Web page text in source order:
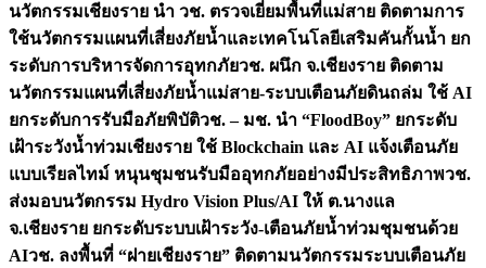
นวัตกรรมเชียงราย นำ วช. ตรวจเยี่ยมพื้นที่แม่สาย ติดตามการ
ใช้นวัตกรรมแผนที่เสี่ยงภัยน้ำและเทคโนโลยีเสริมคันกั้นน้ำ ยก
ระดับการบริหารจัดการอุทกภัยวช. ผนึก จ.เชียงราย ติดตาม
นวัตกรรมแผนที่เสี่ยงภัยน้ำแม่สาย-ระบบเตือนภัยดินถล่ม ใช้ AI
ยกระดับการรับมือภัยพิบัติวช. – มช. นำ “FloodBoy” ยกระดับ
เฝ้าระวังน้ำท่วมเชียงราย ใช้ Blockchain และ AI แจ้งเตือนภัย
แบบเรียลไทม์ หนุนชุมชนรับมืออุทกภัยอย่างมีประสิทธิภาพวช.
ส่งมอบนวัตกรรม Hydro Vision Plus/AI ให้ ต.นางแล
จ.เชียงราย ยกระดับระบบเฝ้าระวัง-เตือนภัยน้ำท่วมชุมชนด้วย
AIวช. ลงพื้นที่ “ฝายเชียงราย” ติดตามนวัตกรรมระบบเตือนภัย